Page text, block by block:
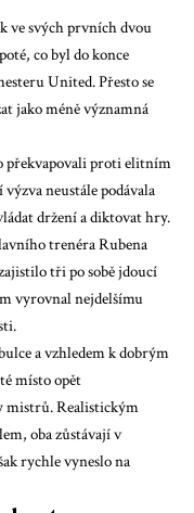
ve svých prvních dvou
co byl do konce
United. Přesto se
jako méně významná
překvapovali proti elitním
neustále podávala
držení a diktovat hry.
trenéra Rubena
tři po sobě jdoucí
vyrovnal nejdelšímu
a vzhledem k dobrým
místo opět
mistrů. Realistickým
oba zůstávají v
rychle vyneslo na